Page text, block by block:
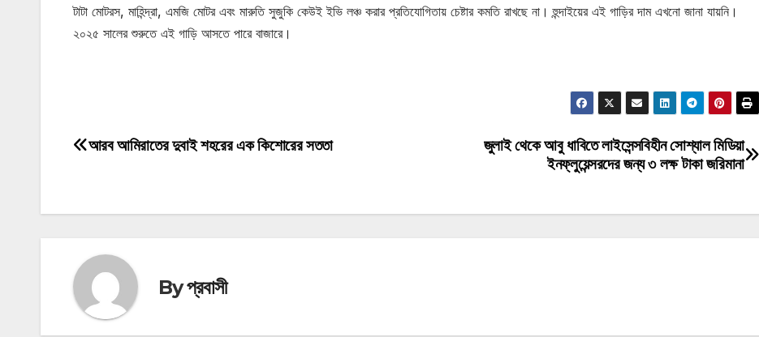
টাটা মোটরস, মাহিন্দ্রা, এমজি মোটর এবং মারুতি সুজুকি কেউই ইভি লঞ্চ করার প্রতিযোগিতায় চেষ্টার কমতি রাখছে না। হুন্দাইয়ের এই গাড়ির দাম এখনো জানা যায়নি।
২০২৫ সালের শুরুতে এই গাড়ি আসতে পারে বাজারে।
Post
জুলাই থেকে আবু ধাবিতে লাইসেন্সবিহীন সোশ্যাল মিডিয়া
ইনফ্লুয়েন্সরদের জন্য ৩ লক্ষ টাকা জরিমানা
আরব আমিরাতের দুবাই শহরের এক কিশোরের সততা
Byপ্রবাসী